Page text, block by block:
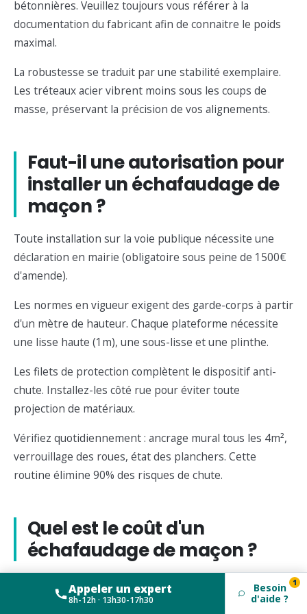
bétonnières. Veuillez toujours vous référer à la
documentation du fabricant afin de connaitre le poids
maximal.
La robustesse se traduit par une stabilité exemplaire.
Les tréteaux acier vibrent moins sous les coups de
masse, préservant la précision de vos alignements.
Faut-il une autorisation pour
installer un échafaudage de
maçon ?
Toute installation sur la voie publique nécessite une
déclaration en mairie (obligatoire sous peine de 1500€
d'amende).
Les normes en vigueur exigent des garde-corps à partir
d'un mètre de hauteur. Chaque plateforme nécessite
une lisse haute (1m), une sous-lisse et une plinthe.
Les filets de protection complètent le dispositif anti-
chute. Installez-les côté rue pour éviter toute
projection de matériaux.
Vérifiez quotidiennement : ancrage mural tous les 4m²,
verrouillage des roues, état des planchers. Cette
routine élimine 90% des risques de chute.
Quel est le coût d'un
échafaudage de maçon ?
Les tarifs dépendent de plusieurs facteurs, mais pour
du matériel professionnel, il faudra compter entre
Appeler un expert
8h-12h · 13h30-17h30
Besoin
d'aide ?
1